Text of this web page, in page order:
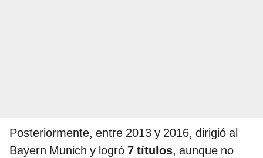
Posteriormente, entre 2013 y 2016, dirigió al
Bayern Munich y logró 7 títulos, aunque no